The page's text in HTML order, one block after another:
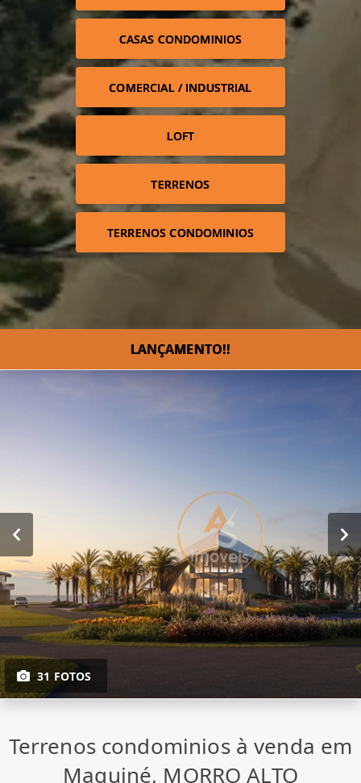
CASAS CONDOMINIOS
COMERCIAL / INDUSTRIAL
LOFT
TERRENOS
TERRENOS CONDOMINIOS
LANÇAMENTO!!
31 FOTOS
Terrenos condominios à venda em
Maquiné, MORRO ALTO